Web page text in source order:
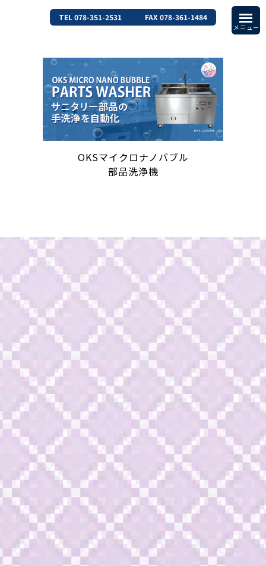
TEL 078-351-2531 FAX 078-361-1484
OKSマイクロナノバブル
部品洗浄機